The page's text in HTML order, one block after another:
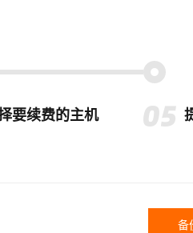
要续费的主机
备